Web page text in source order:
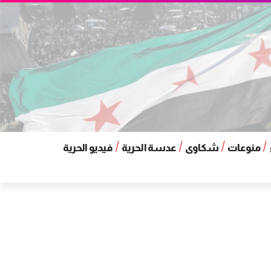
منوعات شكاوى عدسة الحرية فيديو الحرية